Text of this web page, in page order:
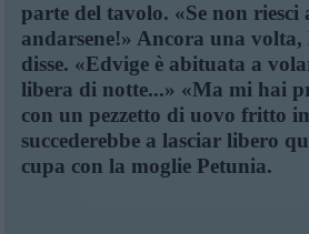
parte del tavolo. «Se non
andarsene!» Ancora una
disse. «Edvige è abituata a
libera di notte...» «Ma mi hai
con un pezzetto di uovo fritto
succederebbe a lasciar libero
cupa con la moglie Petunia.